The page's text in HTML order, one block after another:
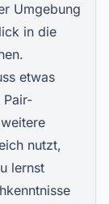
Umgebung
in die
etwas
Pair-
nutzt,
lernst